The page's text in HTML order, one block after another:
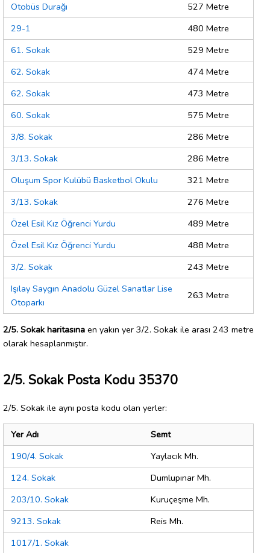
Otobüs Durağı
527 Metre
29-1
480 Metre
61. Sokak
529 Metre
62. Sokak
474 Metre
62. Sokak
473 Metre
60. Sokak
575 Metre
3/8. Sokak
286 Metre
3/13. Sokak
286 Metre
Oluşum Spor Kulübü Basketbol Okulu
321 Metre
3/13. Sokak
276 Metre
Özel Esil Kız Öğrenci Yurdu
489 Metre
Özel Esil Kız Öğrenci Yurdu
488 Metre
3/2. Sokak
243 Metre
Işılay Saygın Anadolu Güzel Sanatlar Lise
Otoparkı
263 Metre
2/5. Sokak haritasına en yakın yer 3/2. Sokak ile arası 243 metre
olarak hesaplanmıştır.
2/5. Sokak Posta Kodu 35370
2/5. Sokak ile aynı posta kodu olan yerler:
Yer Adı
Semt
190/4. Sokak
Yaylacık Mh.
124. Sokak
Dumlupınar Mh.
203/10. Sokak
Kuruçeşme Mh.
9213. Sokak
Reis Mh.
1017/1. Sokak